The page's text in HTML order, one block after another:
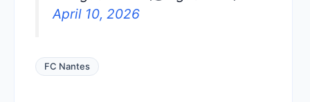
April 10, 2026
FC Nantes